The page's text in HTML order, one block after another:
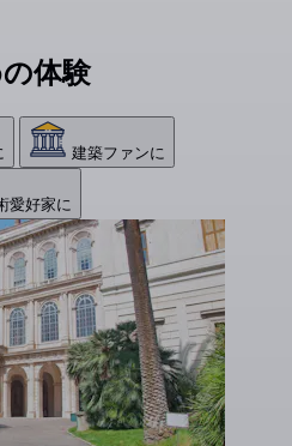
体験
建築ファンに
愛好家に